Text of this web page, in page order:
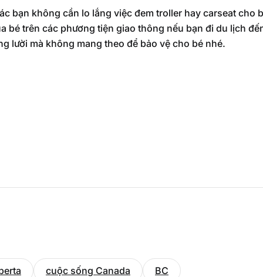
bạn không cần lo lắng việc đem troller hay carseat cho
bé trên các phương tiện giao thông nếu bạn đi du lịch
lười mà không mang theo để bảo vệ cho bé nhé.
cuộc sống Canada BC